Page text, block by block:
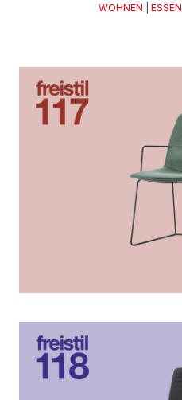
WOHNEN ESSEN